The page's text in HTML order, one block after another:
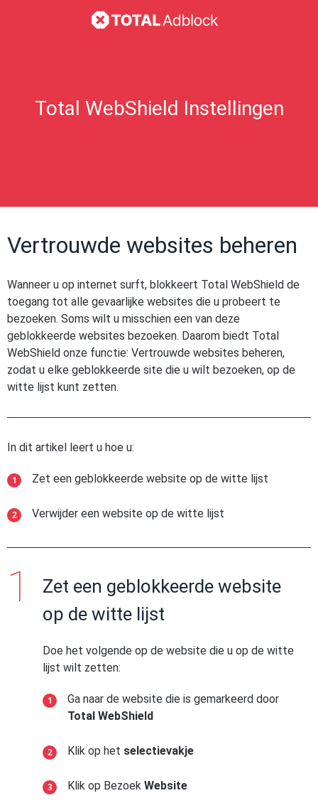
Total WebShield Instellingen
Vertrouwde websites beheren
Wanneer u op internet surft, blokkeert Total WebShield de
toegang tot alle gevaarlijke websites die u probeert te
bezoeken. Soms wilt u misschien een van deze
geblokkeerde websites bezoeken. Daarom biedt Total
WebShield onze functie: Vertrouwde websites beheren,
zodat u elke geblokkeerde site die u wilt bezoeken, op de
witte lijst kunt zetten.
In dit artikel leert u hoe u:
Zet een geblokkeerde website op de witte lijst
Verwijder een website op de witte lijst
Zet een geblokkeerde website
op de witte lijst
Doe het volgende op de website die u op de witte
lijst wilt zetten:
Ga naar de website die is gemarkeerd door
Total WebShield
Klik op het selectievakje
Klik op Bezoek Website